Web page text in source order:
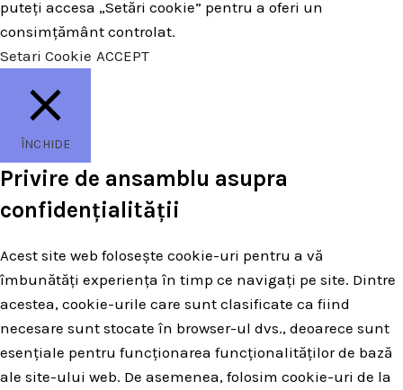
puteți accesa „Setări cookie” pentru a oferi un
consimțământ controlat.
Setari Cookie ACCEPT
ÎNCHIDE
Privire de ansamblu asupra
confidențialității
Acest site web folosește cookie-uri pentru a vă
îmbunătăți experiența în timp ce navigați pe site. Dintre
acestea, cookie-urile care sunt clasificate ca fiind
necesare sunt stocate în browser-ul dvs., deoarece sunt
esențiale pentru funcționarea funcționalităților de bază
ale site-ului web. De asemenea, folosim cookie-uri de la